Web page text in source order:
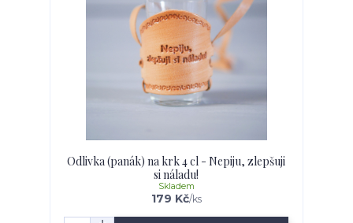
Odlivka (panák) na krk 4 cl - Nepiju, zlepšuji
si náladu!
179 Kč/ks
Skladem